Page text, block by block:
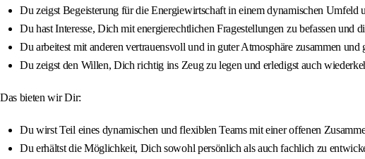
Du zeigst Begeisterung für die Energiewirtschaft in einem dynamischen Umfeld
Du hast Interesse, Dich mit energierechtlichen Fragestellungen zu befassen
Du arbeitest mit anderen vertrauensvoll und in guter Atmosphäre zusammen
Du zeigst den Willen, Dich richtig ins Zeug zu legen und erledigst auch
Das bieten wir Dir:
Du wirst Teil eines dynamischen und flexiblen Teams mit einer offenen
Du erhältst die Möglichkeit, Dich sowohl persönlich als auch fachlich zu